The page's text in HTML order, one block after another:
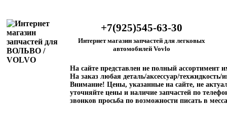
+7(925)545-63-30
Интернет магазин запчастей для легковых
автомобилей Vovlo
На сайте представлен не полный ассортимент
На заказ любая деталь/аксессуар/техжидкость/
Внимание! Цены, указанные на сайте, не
уточняйте цены и наличие запчастей по
звонков просьба по возможности писать в